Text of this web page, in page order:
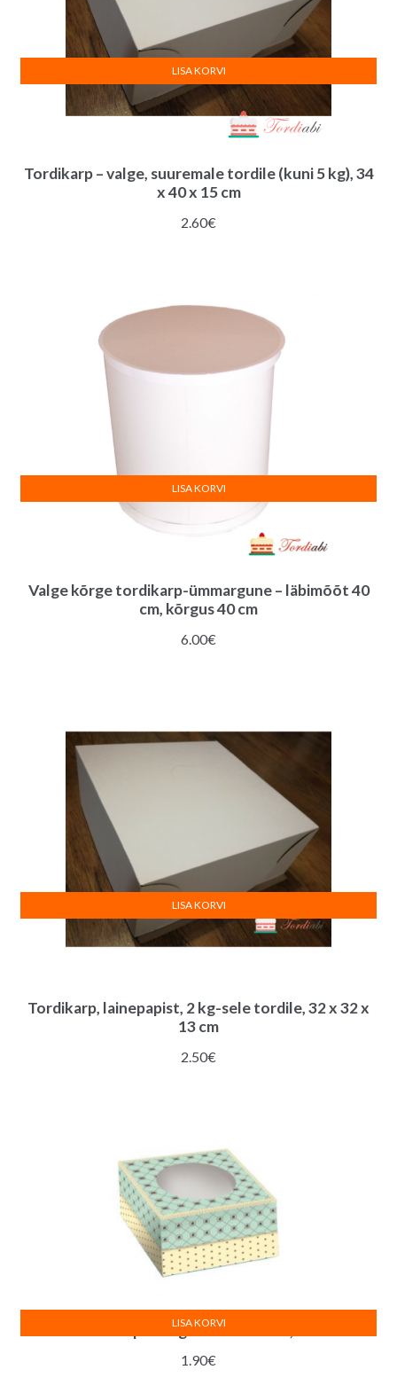
Tordikarp – valge, suuremale tordile (kuni 5 kg), 34
x 40 x 15 cm
2.60€
LISA KORVI
Valge kõrge tordikarp-ümmargune – läbimõõt 40
cm, kõrgus 40 cm
6.00€
LISA KORVI
Tordikarp, lainepapist, 2 kg-sele tordile, 32 x 32 x
13 cm
2.50€
LISA KORVI
Tordikarp aknaga – 21 x 21 x 12,5 cm
1.90€
LISA KORVI